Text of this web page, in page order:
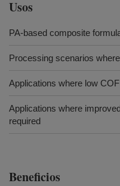
Usos
PA-based composite
Processing scenarios
Applications where low
Applications where
required
Beneficios